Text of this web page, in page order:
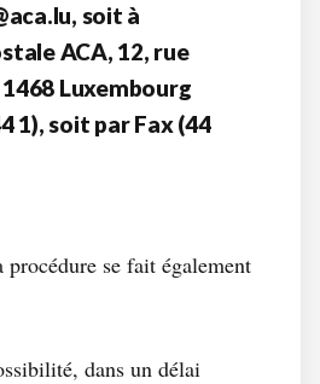
soit à
ACA, 12, rue
1468 Luxembourg
1), soit par Fax (44
se fait également
dans un délai